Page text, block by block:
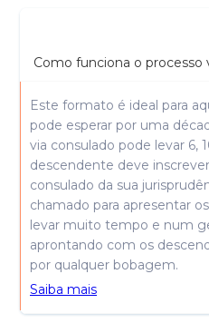
Como funciona o processo
Este formato é ideal para
pode esperar por uma
via consulado pode levar 6,
descendente deve
consulado da sua
chamado para apresentar
levar muito tempo e num
aprontando com os
por qualquer bobagem.
Saiba mais